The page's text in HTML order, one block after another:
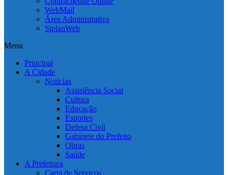
WebMail
Área Administrativa
SiplanWeb
Menu
Principal
A Cidade
Notícias
Assistência Social
Cultura
Educação
Esportes
Defesa Civil
Gabinete do Prefeito
Obras
Saúde
A Prefeitura
Carta de Serviços